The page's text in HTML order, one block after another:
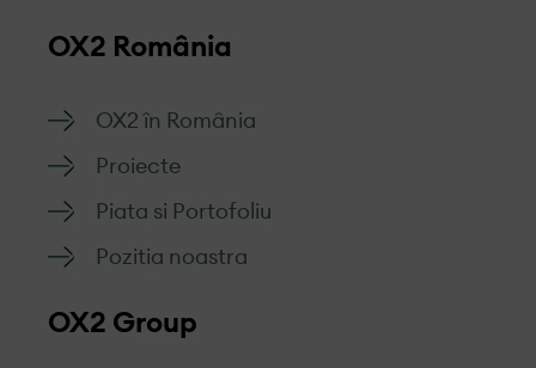
OX2 România
OX2 în România
Proiecte
Piata si Portofoliu
Pozitia noastra
OX2 Group